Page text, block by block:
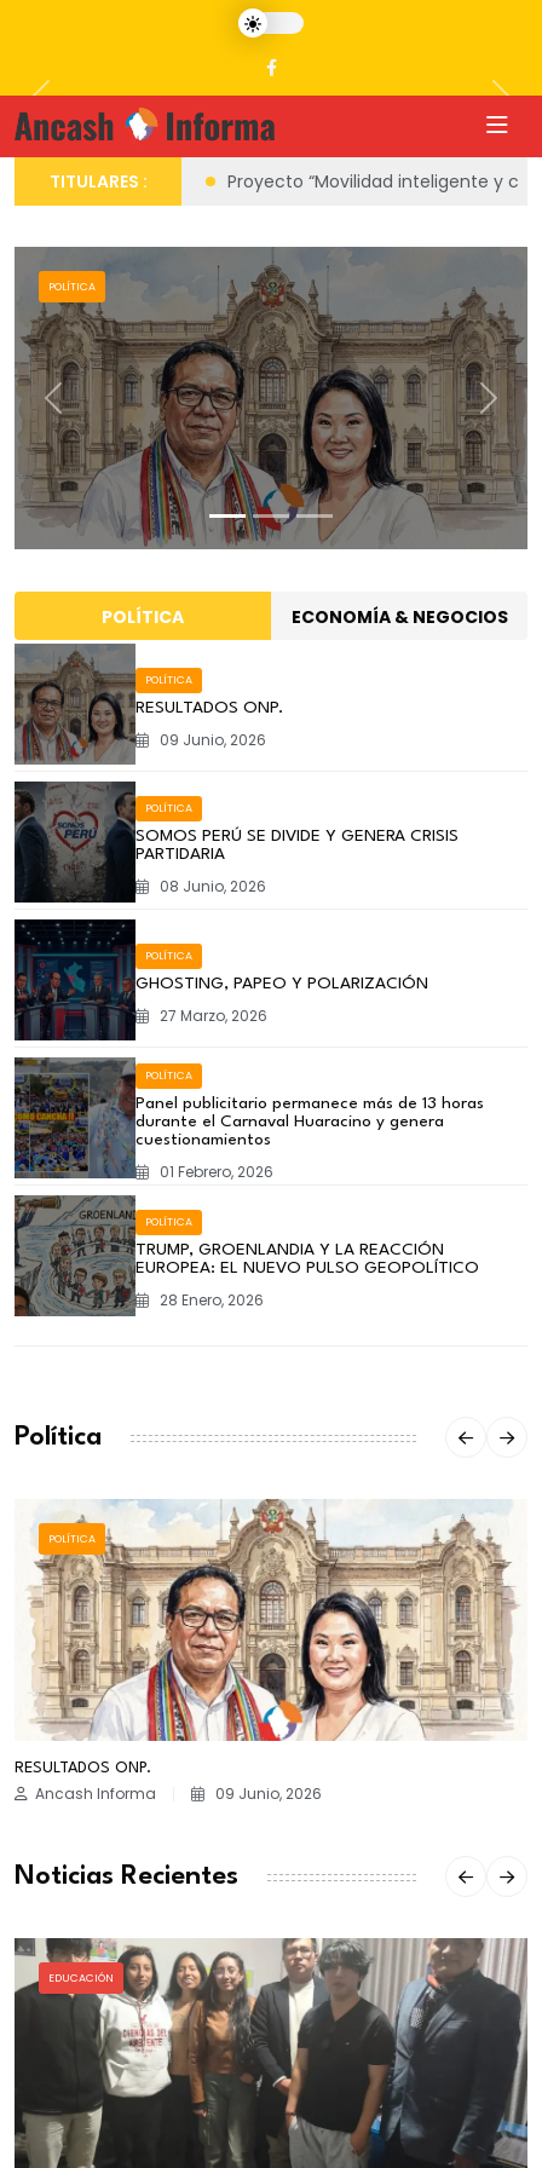
Previous
TITULARES :
RESULTADOS ONP. Proyecto “Movilidad inteligente y
POLÍTICA
Previous Next
POLÍTICA ECONOMÍA & NEGOCIOS
POLÍTICA
RESULTADOS ONP.
09 Junio, 2026
POLÍTICA
SOMOS PERÚ SE DIVIDE Y GENERA CRISIS
PARTIDARIA
08 Junio, 2026
POLÍTICA
GHOSTING, PAPEO Y POLARIZACIÓN
27 Marzo, 2026
POLÍTICA
Panel publicitario permanece más de 13 horas
durante el Carnaval Huaracino y genera
cuestionamientos
01 Febrero, 2026
POLÍTICA
TRUMP, GROENLANDIA Y LA REACCIÓN
EUROPEA: EL NUEVO PULSO GEOPOLÍTICO
28 Enero, 2026
Política
POLÍTICA
RESULTADOS ONP.
Ancash Informa 09 Junio, 2026
Noticias Recientes
EDUCACIÓN